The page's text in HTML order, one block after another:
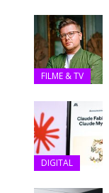
FILME & TV
DIGITAL